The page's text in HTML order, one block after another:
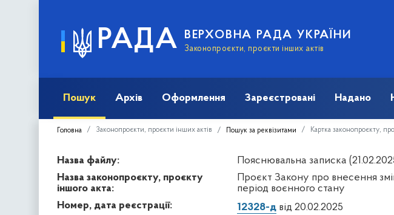
РАДА ВЕРХОВНА РАДА УКРАЇНИ
Законопроєкти, проєкти інших актів
Пошук Архів Оформлення Зареєстровані Надано
Головна Законопроєкти, проєкти інших актів Пошук за реквізитами Картка законопроєкту,
Назва файлу:
Пояснювальна записка
Назва законопроєкту, проєкту
іншого акта:
Проєкт Закону про внесення
період воєнного стану
Номер, дата реєстрації:
12328-двід 20.02.2025